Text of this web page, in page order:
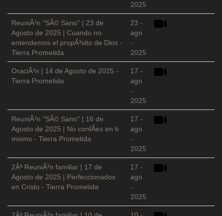
2025
ReuniÃ³n "SÃ© Sano" | 23 de
Agosto de 2025 | Cuando no
entendemos el propÃ³sito de Dios -
Tierra Prometida
23 -
ago
-
2025
OraciÃ³n | 14 de Agosto de 2025 -
Tierra Prometida
17 -
ago
-
2025
ReuniÃ³n "SÃ© Sano" | 16 de
Agosto de 2025 | No confÃ­es en ti
mismo - Tierra Prometida
17 -
ago
-
2025
2Âª ReuniÃ³n familiar | 17 de
Agosto de 2025 | Perfeccionados
en Cristo - Tierra Prometida
17 -
ago
-
2025